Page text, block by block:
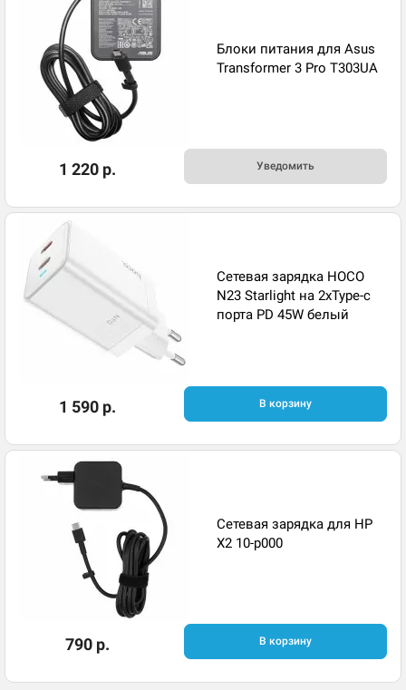
Блоки питания для Asus
Transformer 3 Pro T303UA
1 220 р. Уведомить
Сетевая зарядка HOCO
N23 Starlight на 2xType-c
порта PD 45W белый
1 590 р. В корзину
Сетевая зарядка для HP
X2 10-p000
790 р. В корзину